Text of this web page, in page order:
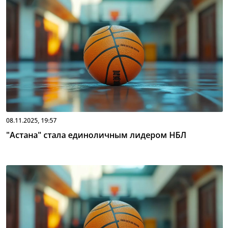
08.11.2025, 19:57
"Астана" стала единоличным лидером НБЛ